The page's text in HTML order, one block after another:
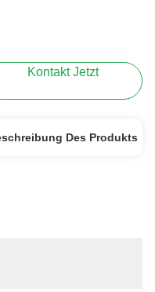
Kontakt Jetzt
Des Produkts